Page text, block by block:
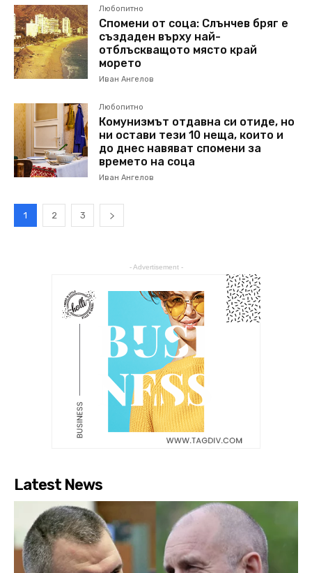
Любопитно
Спомени от соца: Слънчев бряг е
създаден върху най-
отблъскващото място край
морето
Иван Ангелов
Любопитно
Комунизмът отдавна си отиде, но
ни остави тези 10 неща, които и
до днес навяват спомени за
времето на соца
Иван Ангелов
1 2 3
- Advertisement -
Latest News